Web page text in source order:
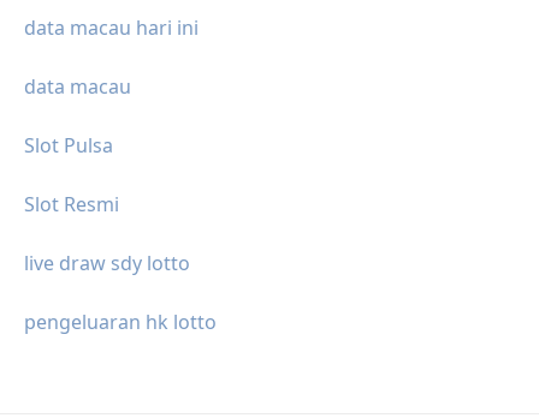
data macau hari ini
data macau
Slot Pulsa
Slot Resmi
live draw sdy lotto
pengeluaran hk lotto